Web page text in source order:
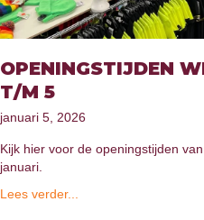
OPENINGSTIJDEN
T/M 5
januari 5, 2026
Kijk hier voor de openingstijden
januari.
Lees verder...